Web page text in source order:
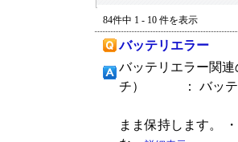
84件中 1 - 10 件を表示
バッテリエラー
バッテリエラー関
チ） ： バッテリ
まま保持します